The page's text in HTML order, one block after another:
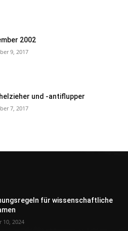
2002
9, 2017
und -antiflupper
7, 2017
für wissenschaftliche
10, 2024